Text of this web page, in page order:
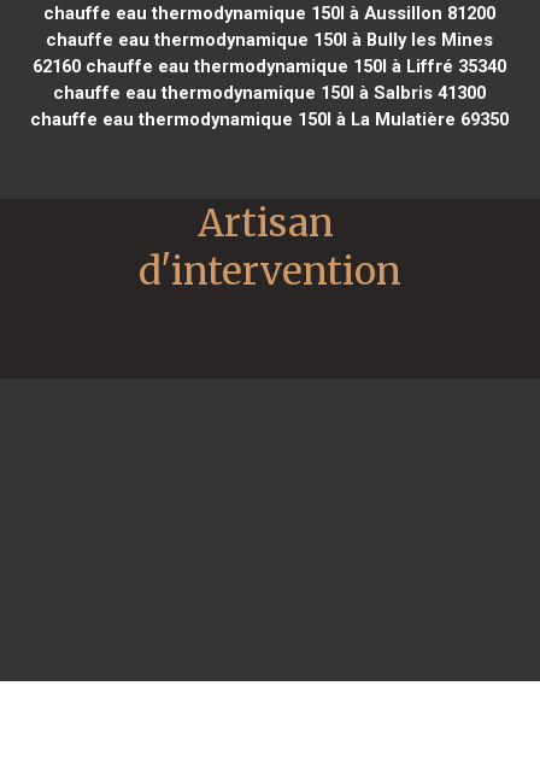
chauffe eau thermodynamique 150l à Aussillon 81200
chauffe eau thermodynamique 150l à Bully les Mines
62160 chauffe eau thermodynamique 150l à Liffré 35340
chauffe eau thermodynamique 150l à Salbris 41300
chauffe eau thermodynamique 150l à La Mulatière 69350
Artisan
d'intervention